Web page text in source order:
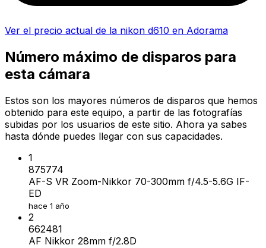
Ver el precio actual de la nikon d610 en Adorama
Número máximo de disparos para
esta cámara
Estos son los mayores números de disparos que hemos
obtenido para este equipo, a partir de las fotografías
subidas por los usuarios de este sitio. Ahora ya sabes
hasta dónde puedes llegar con sus capacidades.
1
875774
AF-S VR Zoom-Nikkor 70-300mm f/4.5-5.6G IF-
ED
hace 1 año
2
662481
AF Nikkor 28mm f/2.8D